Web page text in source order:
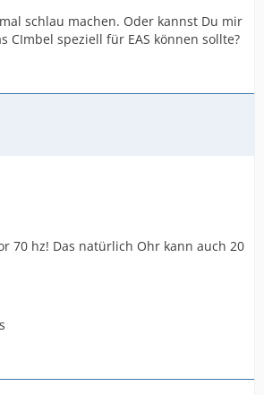
schlau machen. Oder kannst Du mir
CImbel speziell für EAS können sollte?
70 hz! Das natürlich Ohr kann auch 20